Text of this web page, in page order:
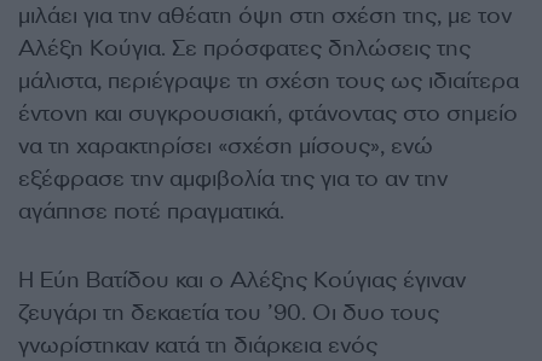
μιλάει για την αθέατη όψη στη σχέση της, με τον
Αλέξη Κούγια. Σε πρόσφατες δηλώσεις της
μάλιστα, περιέγραψε τη σχέση τους ως ιδιαίτερα
έντονη και συγκρουσιακή, φτάνοντας στο σημείο
να τη χαρακτηρίσει «σχέση μίσους», ενώ
εξέφρασε την αμφιβολία της για το αν την
αγάπησε ποτέ πραγματικά.
Η Εύη Βατίδου και ο Αλέξης Κούγιας έγιναν
ζευγάρι τη δεκαετία του ’90. Οι δυο τους
γνωρίστηκαν κατά τη διάρκεια ενός